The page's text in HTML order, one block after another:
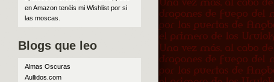
en Amazon tenéis mi Wishlist por si
las moscas
Blogs que leo
Almas Oscuras
Aullidos.com